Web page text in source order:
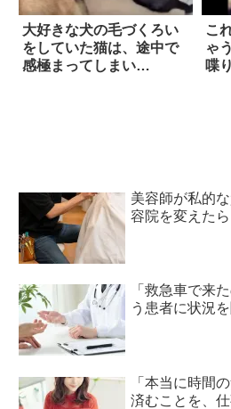
大好きな犬の毛づくろい
をしていた猫は、途中で
感極まってしまい…
こ
ゃ
喋
美容師が私的
容院を変えた
「救急車で来
う患者に状況
「本当に時間
済むことを、